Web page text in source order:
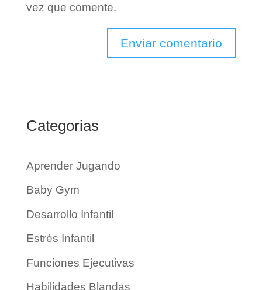
vez que comente.
Categorias
Aprender Jugando
Baby Gym
Desarrollo Infantil
Estrés Infantil
Funciones Ejecutivas
Habilidades Blandas